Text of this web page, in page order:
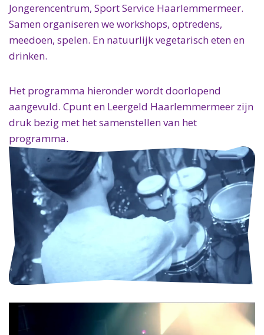
Jongerencentrum, Sport Service Haarlemmermeer.
Samen organiseren we workshops, optredens,
meedoen, spelen. En natuurlijk vegetarisch eten en
drinken.
Het programma hieronder wordt doorlopend
aangevuld. Cpunt en Leergeld Haarlemmermeer zijn
druk bezig met het samenstellen van het
programma.